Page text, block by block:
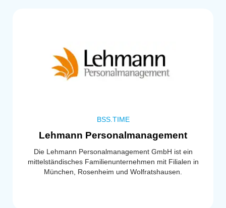
BSS.TIME
Lehmann Personalmanagement
Die Lehmann Personalmanagement GmbH ist ein
mittelständisches Familienunternehmen mit Filialen in
München, Rosenheim und Wolfratshausen.